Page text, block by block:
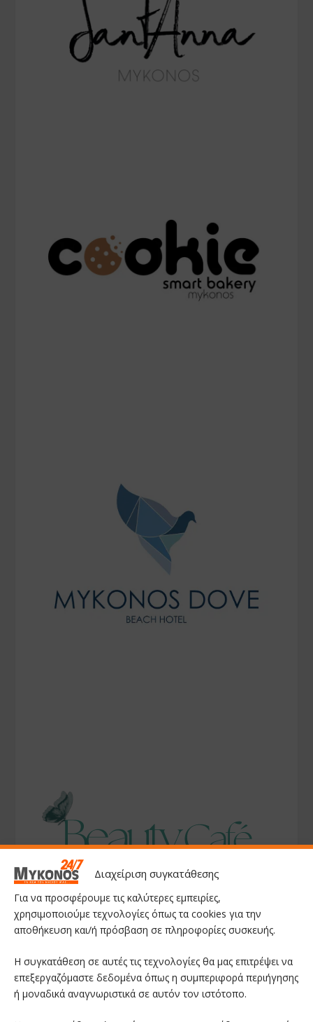
Διαχείριση συγκατάθεσης
Για να προσφέρουμε τις καλύτερες εμπειρίες,
χρησιμοποιούμε τεχνολογίες όπως τα cookies για την
αποθήκευση και/ή πρόσβαση σε πληροφορίες συσκευής.
Η συγκατάθεση σε αυτές τις τεχνολογίες θα μας επιτρέψει να
επεξεργαζόμαστε δεδομένα όπως η συμπεριφορά περιήγησης
ή μοναδικά αναγνωριστικά σε αυτόν τον ιστότοπο.